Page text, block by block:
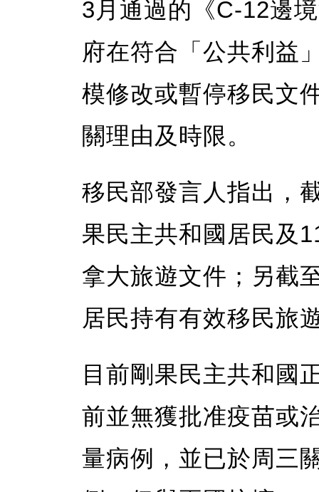
3月通過的《C-12邊
府在符合「公共利益
模修改或暫停移民文
關理由及時限。
移民部發言人指出，
果民主共和國居民及
拿大旅遊文件；另截
居民持有有效移民旅
目前剛果民主共和國
前並無獲批准疫苗或
量病例，並已於周三